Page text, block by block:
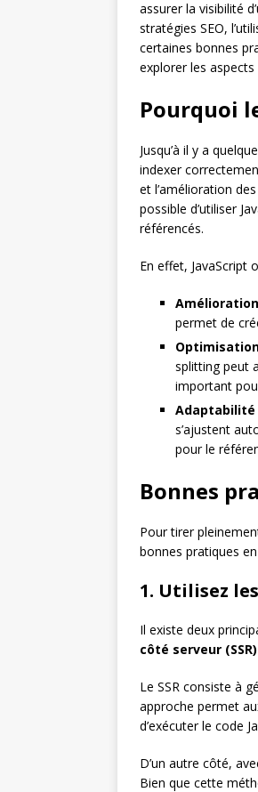
assurer la visibilité
stratégies SEO,
certaines bonnes
explorer les
Pourquoi
Jusqu’à il y a
indexer
et l’amélioration
possible d’utiliser
référencés.
En effet, JavaScript
permet de
splitting peut
important
Adaptabilité
s’ajustent
pour le
Bonnes
Pour tirer
bonnes pratiques
1. Utilisez
Il existe deux
côté serveur (SSR)
Le SSR consiste à
approche permet
d’exécuter le code
D’un autre côté,
Bien que cette